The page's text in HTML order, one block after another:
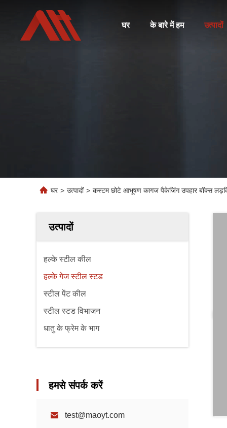
घर के बारे में हम उत्पादों
घर > उत्पादों > कस्टम छोटे आभूषण कागज पैकेजिंग उपहार बॉक्स
उत्पादों
हल्के स्टील कील
हल्के गेज स्टील स्टड
स्टील पेंट कील
स्टील स्टड विभाजन
धातु के फ्रेम के भाग
हमसे संपर्क करें
test@maoyt.com